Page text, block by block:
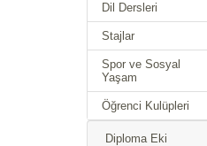
Dil Dersleri
Stajlar
Spor ve Sosyal
Yaşam
Öğrenci Kulüpleri
Diploma Eki